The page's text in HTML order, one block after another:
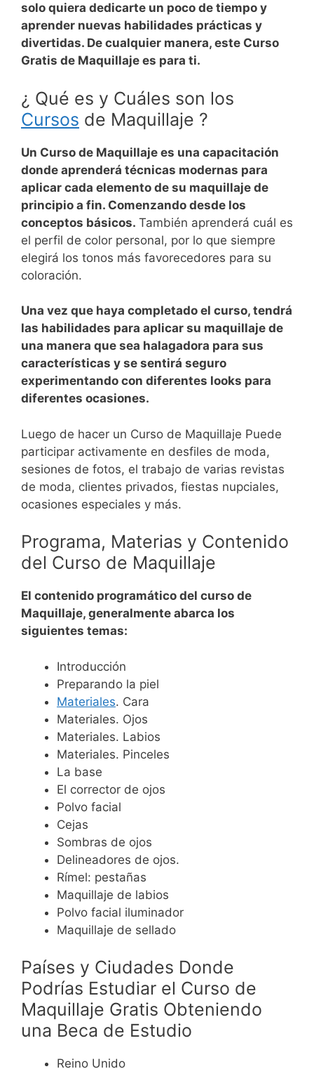
solo quiera dedicarte un poco de tiempo y
aprender nuevas habilidades prácticas y
divertidas. De cualquier manera, este Curso
Gratis de Maquillaje es para ti.
¿ Qué es y Cuáles son los
Cursos de Maquillaje ?
Un Curso de Maquillaje es una capacitación
donde aprenderá técnicas modernas para
aplicar cada elemento de su maquillaje de
principio a fin. Comenzando desde los
conceptos básicos. También aprenderá cuál es
el perfil de color personal, por lo que siempre
elegirá los tonos más favorecedores para su
coloración.
Una vez que haya completado el curso, tendrá
las habilidades para aplicar su maquillaje de
una manera que sea halagadora para sus
características y se sentirá seguro
experimentando con diferentes looks para
diferentes ocasiones.
Luego de hacer un Curso de Maquillaje Puede
participar activamente en desfiles de moda,
sesiones de fotos, el trabajo de varias revistas
de moda, clientes privados, fiestas nupciales,
ocasiones especiales y más.
Programa, Materias y Contenido
del Curso de Maquillaje
El contenido programático del curso de
Maquillaje, generalmente abarca los
siguientes temas:
Introducción
Preparando la piel
Materiales. Cara
Materiales. Ojos
Materiales. Labios
Materiales. Pinceles
La base
El corrector de ojos
Polvo facial
Cejas
Sombras de ojos
Delineadores de ojos.
Rímel: pestañas
Maquillaje de labios
Polvo facial iluminador
Maquillaje de sellado
Países y Ciudades Donde
Podrías Estudiar el Curso de
Maquillaje Gratis Obteniendo
una Beca de Estudio
Reino Unido